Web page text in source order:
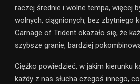
raczej średnie i wolne tempa, więcej
wolnych, ciągnionych, bez zbytniego
Carnage of Trident okazało się, że
szybsze granie, bardziej
Ciężko powiedzieć, w jakim kierunku
każdy z nas słucha czegoś innego,